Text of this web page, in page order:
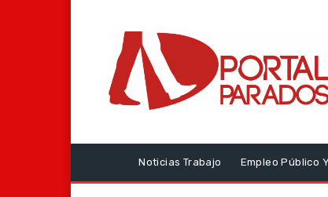
Noticias Trabajo Empleo Público